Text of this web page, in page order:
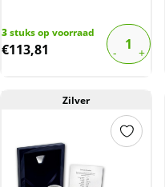
3stuks op voorraad
€113,81
Zilver